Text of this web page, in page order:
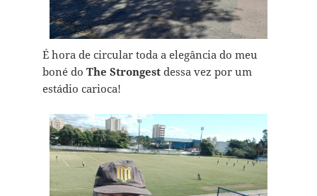
É hora de circular toda a elegância do meu
boné do The Strongest dessa vez por um
estádio carioca!